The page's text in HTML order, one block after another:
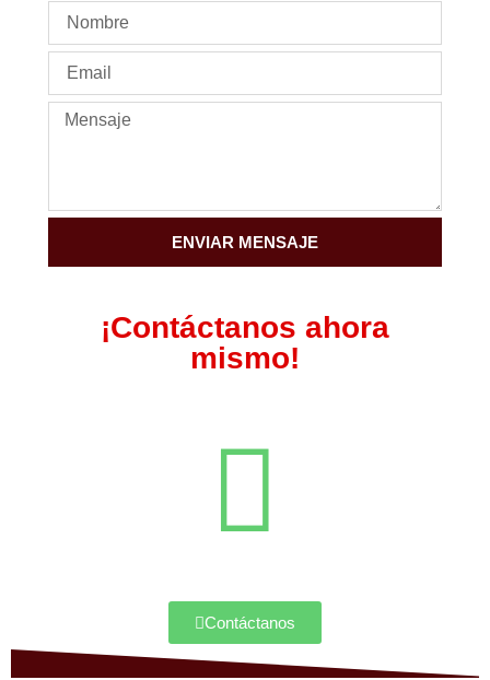
ENVIAR MENSAJE
¡Contáctanos ahora
mismo!
Contáctanos